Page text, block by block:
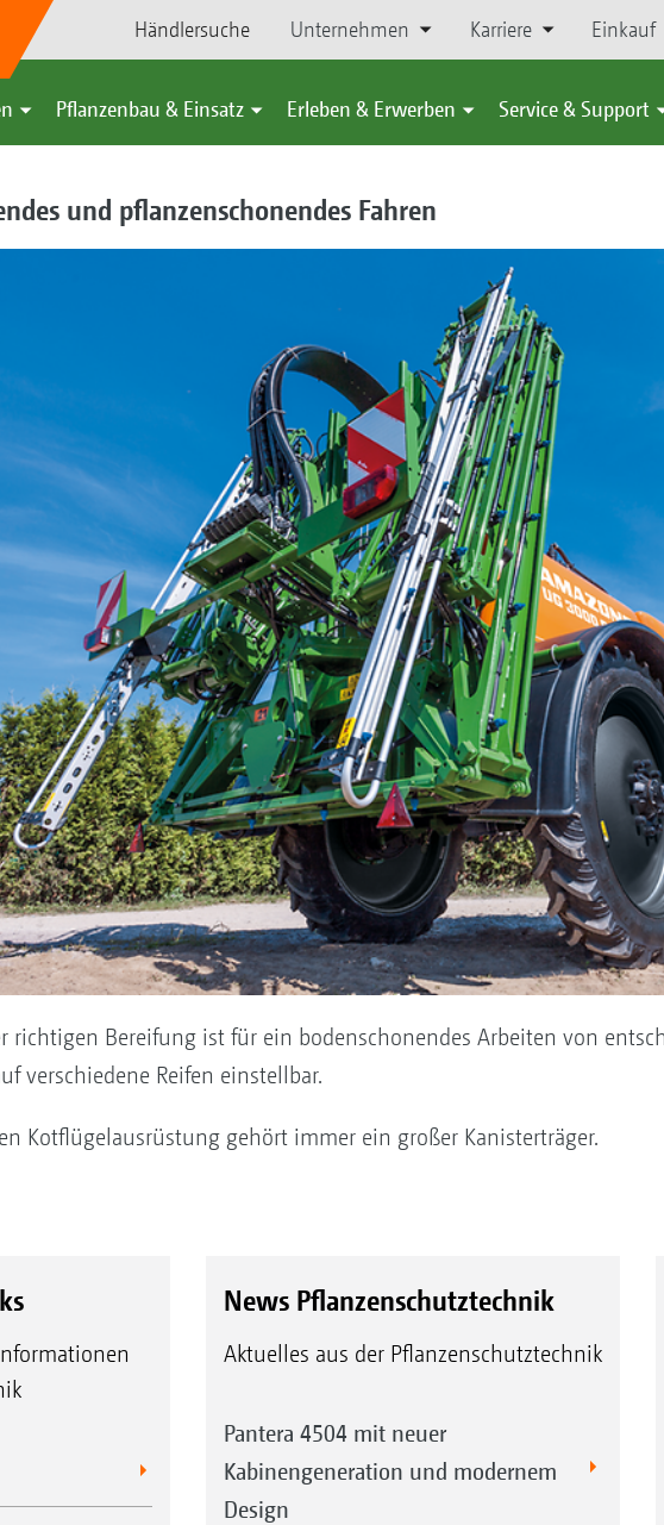
Händlersuche Unternehmen Karriere Einkauf
Pflanzenbau & Einsatz Erleben & Erwerben Service & Support
und pflanzenschonendes Fahren
richtigen Bereifung ist für ein bodenschonendes Arbeiten von
verschiedene Reifen einstellbar.
Kotflügelausrüstung gehört immer ein großer Kanisterträger.
News Pflanzenschutztechnik
Aktuelles aus der Pflanzenschutztechnik
Pantera 4504 mit neuer
Kabinengeneration und modernem
Design